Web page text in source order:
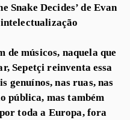
Snake Decides’ de Evan
de músicos, naquela que
Sepetçi reinventa essa
genuínos, nas ruas, nas
pública, mas também
toda a Europa, fora